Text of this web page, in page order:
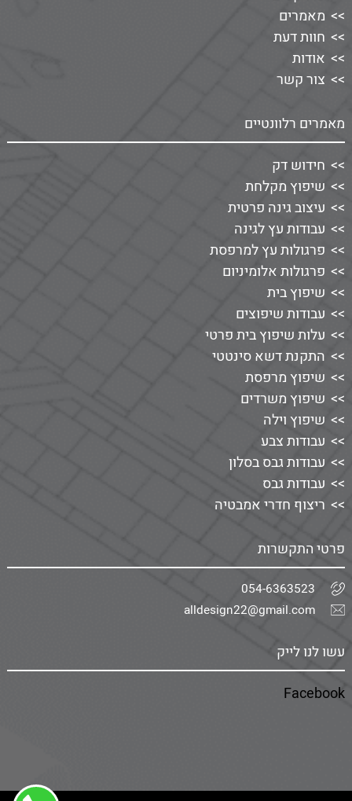
מאמרים
חוות דעת
אודות
צור קשר
מאמרים רלוונטיים
חידוש דק
שיפוץ מקלחת
עיצוב גינה פרטית
עבודות עץ לגינה
פרגולות עץ למרפסת
פרגולות אלומיניום
שיפוץ בית
עבודות שיפוצים
עלות שיפוץ בית פרטי
התקנת דשא סינטטי
שיפוץ מרפסת
שיפוץ משרדים
שיפוץ וילה
עבודות צבע
עבודות גבס בסלון
עבודות גבס
ריצוף חדרי אמבטיה
פרטי התקשרות
054-6363523
alldesign22@gmail.com
עשו לנו לייק
Facebook